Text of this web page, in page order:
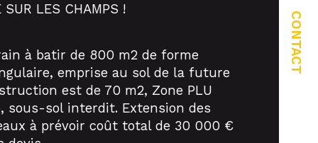
CONTACT
Valeurs
postal
terrain
constructible
SUR LES CHAMPS !
à batir de 800 m2 de forme
emprise au sol de la future
est de 70 m2, Zone PLU
sous-sol interdit. Extension des
à prévoir coût total de 30 000 €